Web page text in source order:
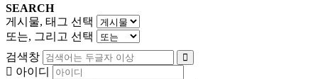
SEARCH
게시물, 태그 선택
또는, 그리고 선택
검색창
아이디